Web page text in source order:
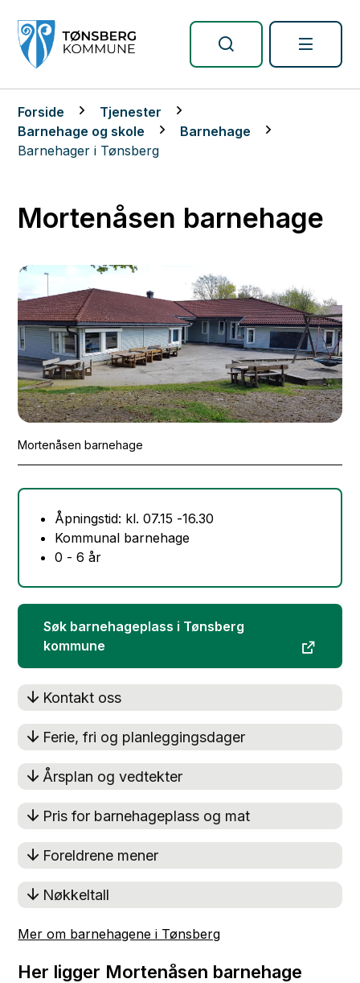
Du er her:
Forside
Tjenester
Barnehage og skole
Barnehage
Barnehager i Tønsberg
Mortenåsen barnehage
Mortenåsen barnehage
Åpningstid: kl. 07.15 -16.30
Kommunal barnehage
0 - 6 år
Søk barnehageplass i Tønsberg
kommune
Kontakt oss
Ferie, fri og planleggingsdager
Årsplan og vedtekter
Pris for barnehageplass og mat
Foreldrene mener
Nøkkeltall
Mer om barnehagene i Tønsberg
Her ligger Mortenåsen barnehage